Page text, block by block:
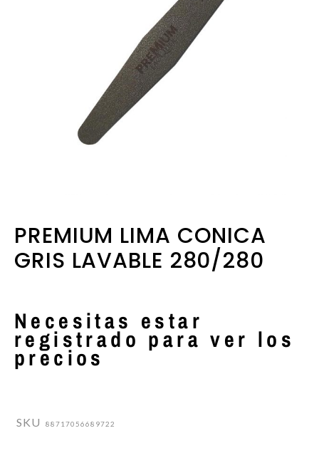
PREMIUM LIMA CONICA
GRIS LAVABLE 280/280
Necesitas estar
registrado para ver los
precios
SKU 88717056689722